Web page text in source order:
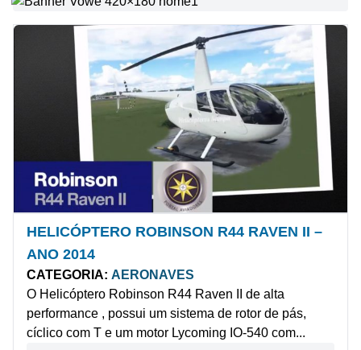
HELICÓPTERO ROBINSON R44 RAVEN II –
ANO 2014
CATEGORIA: AERONAVES
O Helicóptero Robinson R44 Raven II de alta
performance , possui um sistema de rotor de pás,
cíclico com T e um motor Lycoming IO-540 com...